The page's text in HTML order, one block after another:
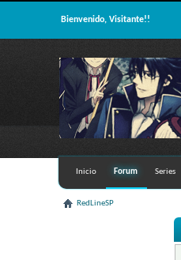
Bienvenido, Visitante!!
Inicio Forum Series
RedLineSP